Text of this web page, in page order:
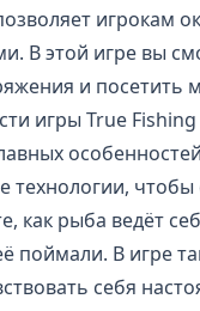
игрокам
В этой игре вы
и посетить
игры True
технологии,
как рыба ведёт
поймали. В игре
себя